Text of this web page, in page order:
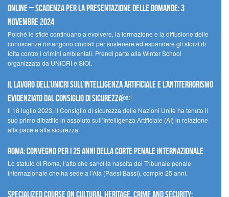
Online – Scadenza per la presentazione delle domande: 3
novembre 2024
Poiché le sfide continuano a evolvere, la formazione e la diffusione delle
conoscenze rimangono cruciali per sostenere ed espandere gli sforzi di
lotta contro i crimini ambientali. Prendi parte alla Winter School
organizzata da UNICRI e SIOI.
Il lavoro dell’UNICRI sull’intelligenza artificiale e l’antiterrorismo
evidenziato dal Consiglio di Sicurezza￼
Il 18 luglio 2023, il Consiglio di sicurezza delle Nazioni Unite ha tenuto il
suo primo dibattito in assoluto sull’Intelligenza Artificiale (AI) in relazione
alla pace e alla sicurezza.
Roma: convegno per i 25 anni della Corte penale internazionale
Lo statuto di Roma, l’atto che sancì la nascita del Tribunale penale
internazionale che ha sede a l’Aia (Paesi Bassi), compie 25 anni.
Specialized Course on Cultural Heritage, Crime and Security: